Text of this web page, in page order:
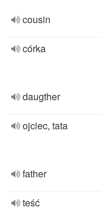
cousin
córka
daugther
ojciec, tata
father
teść